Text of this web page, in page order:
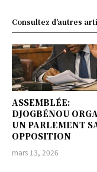
Consultez d'autres
ASSEMBLÉE:
DJOGBÉNOU
UN PARLEMENT
OPPOSITION
mars 13, 2026